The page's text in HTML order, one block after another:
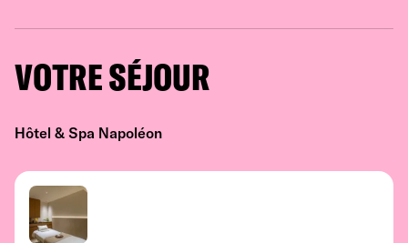
VOTRE SÉJOUR
Hôtel & Spa Napoléon